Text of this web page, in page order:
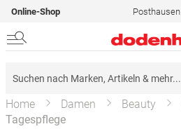
Online-Shop Posthausen
Home Damen Beauty
Tagespflege